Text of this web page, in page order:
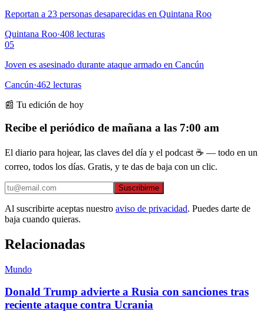
Reportan a 23 personas desaparecidas en Quintana Roo
Quintana Roo·408 lecturas
05
Joven es asesinado durante ataque armado en Cancún
Cancún·462 lecturas
📰 Tu edición de hoy
Recibe el periódico de mañana a las 7:00 am
El diario para hojear, las claves del día y el podcast ☕ — todo en un
correo, todos los días. Gratis, y te das de baja con un clic.
Suscribirme
Al suscribirte aceptas nuestro aviso de privacidad. Puedes darte de
baja cuando quieras.
Relacionadas
Mundo
Donald Trump advierte a Rusia con sanciones tras
reciente ataque contra Ucrania